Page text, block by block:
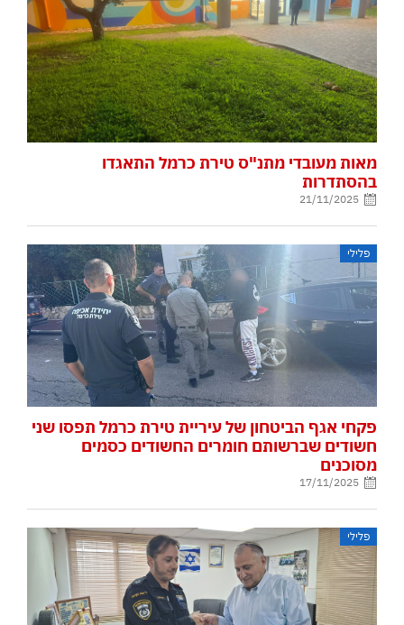
מאות מעובדי מתנ"ס טירת כרמל התאגדו
בהסתדרות
21/11/2025
פלילי
פקחי אגף הביטחון של עיריית טירת כרמל תפסו שני
חשודים שברשותם חומרים החשודים כסמים
מסוכנים
17/11/2025
פלילי